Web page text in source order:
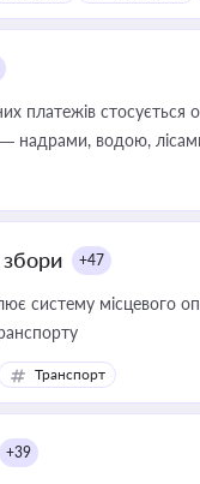
платежів стосується
надрами, водою,
+47
систему місцевого
за паркування транспорту
Транспорт
+39